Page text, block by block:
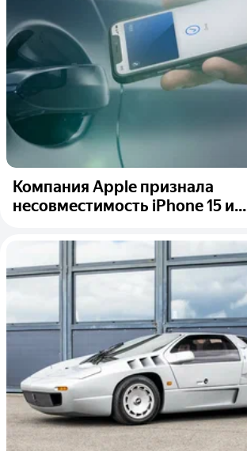
Компания Apple признала
несовместимость iPhone 15 и...